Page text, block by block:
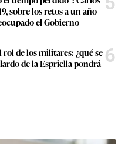
sobre los retos a un año
el Gobierno
de los militares: ¿qué se
de la Espriella pondrá 6